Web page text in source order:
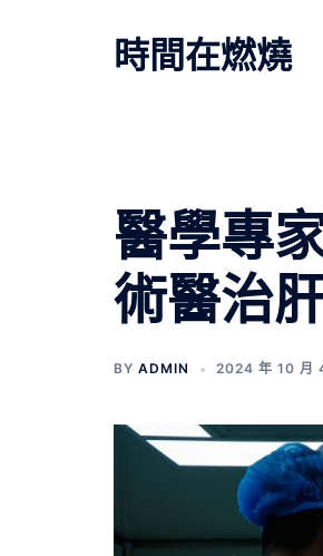
時間在燃燒
醫學專
術醫治
BY ADMIN 2024 年 10 月